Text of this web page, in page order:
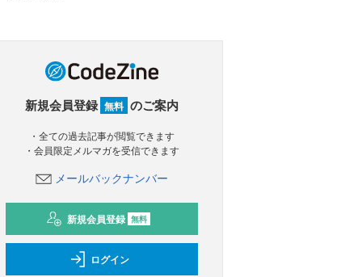
新規会員登録 無料 のご案内
・全ての過去記事が閲覧できます
・会員限定メルマガを受信できます
メールバックナンバー
新規会員登録 無料
ログイン